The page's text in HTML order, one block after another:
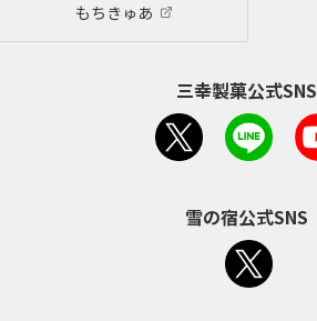
もちきゅあ
三幸製菓公式SNS
雪の宿公式SNS